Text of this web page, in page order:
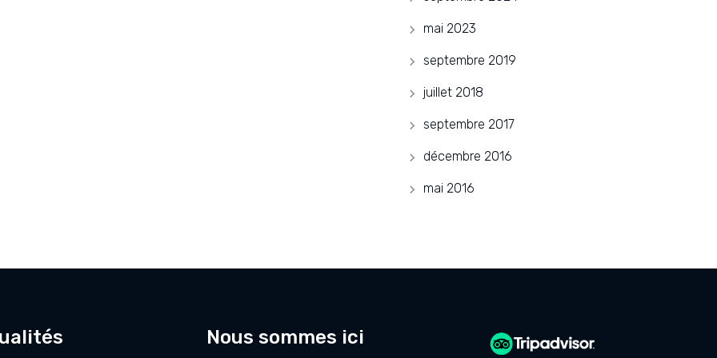
mai 2023
septembre 2019
juillet 2018
septembre 2017
décembre 2016
mai 2016
Nous sommes ici